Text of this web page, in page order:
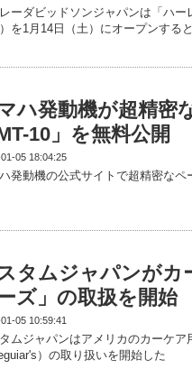
ーダビッドソンジャパンは「ハ
を1月14日（土）にオープンする
ハ発動機が超精密
MT-10」を無料公開
05 18:04:25
発動機の公式サイトで超精密なペ
タムジャパンがカ
ズ」の取扱を開始
05 10:59:41
ムジャパンはアメリカのカーケ
）の取り扱いを開始した